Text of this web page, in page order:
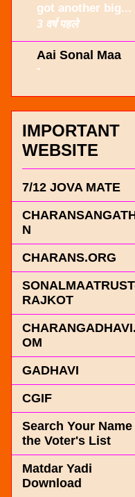
got another big...
3 वर्ष पहले
Aai Sonal Maa
-
IMPORTANT
WEBSITE
7/12 JOVA MATE
N
CHARANS.ORG
RAJKOT
OM
GADHAVI
CGIF
Search Your Name
the Voter's List
Matdar Yadi
Download